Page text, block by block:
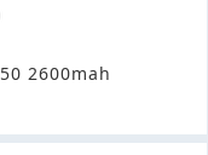
2600mah